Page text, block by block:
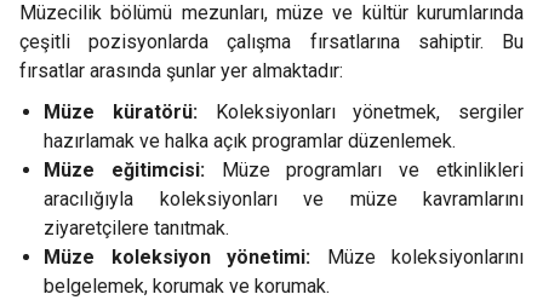
Müzecilik bölümü mezunları, müze ve kültür kurumlarında
çeşitli pozisyonlarda çalışma fırsatlarına sahiptir. Bu
fırsatlar arasında şunlar yer almaktadır:
Müze küratörü:Koleksiyonları yönetmek, sergiler
hazırlamak ve halka açık programlar düzenlemek.
Müze eğitimcisi:Müze programları ve etkinlikleri
aracılığıyla koleksiyonları ve müze kavramlarını
ziyaretçilere tanıtmak.
Müze koleksiyon yönetimi: Müze koleksiyonlarını
belgelemek, korumak ve korumak.